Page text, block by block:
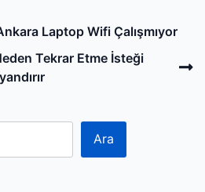
Laptop Wifi Çalışmıyor
Tekrar Etme İsteği
Ara